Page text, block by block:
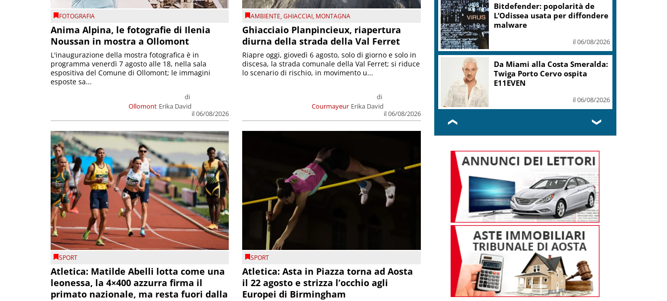
FOTOGRAFIA
Anima Alpina, le fotografie di Ilenia
Noussan in mostra a Ollomont
Ollomont
di
Erika David
il 06/08/2026
L'inaugurazione della mostra fotografica è in
programma venerdì 7 agosto alle 18, nella sala
espositiva del Comune di Ollomont; le immagini
esposte sa...
AMBIENTE,GHIACCIAI, MONTAGNA
Ghiacciaio Planpincieux, riapertura
diurna della strada della Val Ferret
Courmayeur
di
Erika David
il 06/08/2026
Riapre oggi, giovedì 6 agosto, solo di giorno e solo in
discesa, la strada comunale della Val Ferret; si riduce
lo scenario di rischio, in movimento u...
SPORT
Atletica: Matilde Abelli lotta come una
leonessa, la 4×400 azzurra firma il
primato nazionale, ma resta fuori dalla
SPORT
Atletica: Asta in Piazza torna ad Aosta
il 22 agosto e strizza l’occhio agli
Europei di Birmingham
Bitdefender: popolarità de
L’Odissea usata per diffondere
malware
il 06/08/2026
Da Miami alla Costa Smeralda:
Twiga Porto Cervo ospita
E11EVEN
il 06/08/2026
❮ ❯